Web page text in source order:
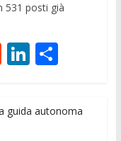
531 posti già
R
di
Li
e
C
di
guida autonoma